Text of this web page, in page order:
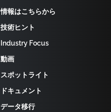
情報はこちらから
技術ヒント
Industry Focus
動画
スポットライト
ドキュメント
データ移行